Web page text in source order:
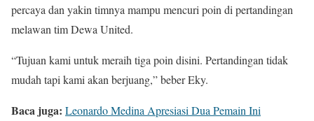
percaya dan yakin timnya mampu mencuri poin di pertandingan
melawan tim Dewa United.
“Tujuan kami untuk meraih tiga poin disini. Pertandingan tidak
mudah tapi kami akan berjuang,” beber Eky.
Baca juga: Leonardo Medina Apresiasi Dua Pemain Ini